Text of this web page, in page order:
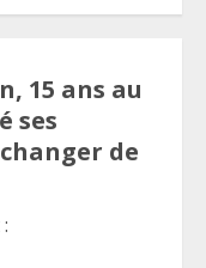
15 ans au
ses
de